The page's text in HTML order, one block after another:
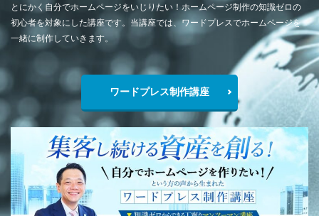
とにかく自分でホームページをいじりたい！ホームページ制作の知識ゼロの
初心者を対象にした講座です。当講座では、ワードプレスでホームページを
一緒に制作していきます。
ワードプレス制作講座